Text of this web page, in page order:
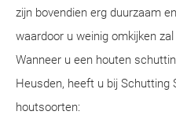
zijn bovendien erg duurzaam
waardoor u weinig omkijken
Wanneer u een houten
Heusden, heeft u bij Schutting
houtsoorten: